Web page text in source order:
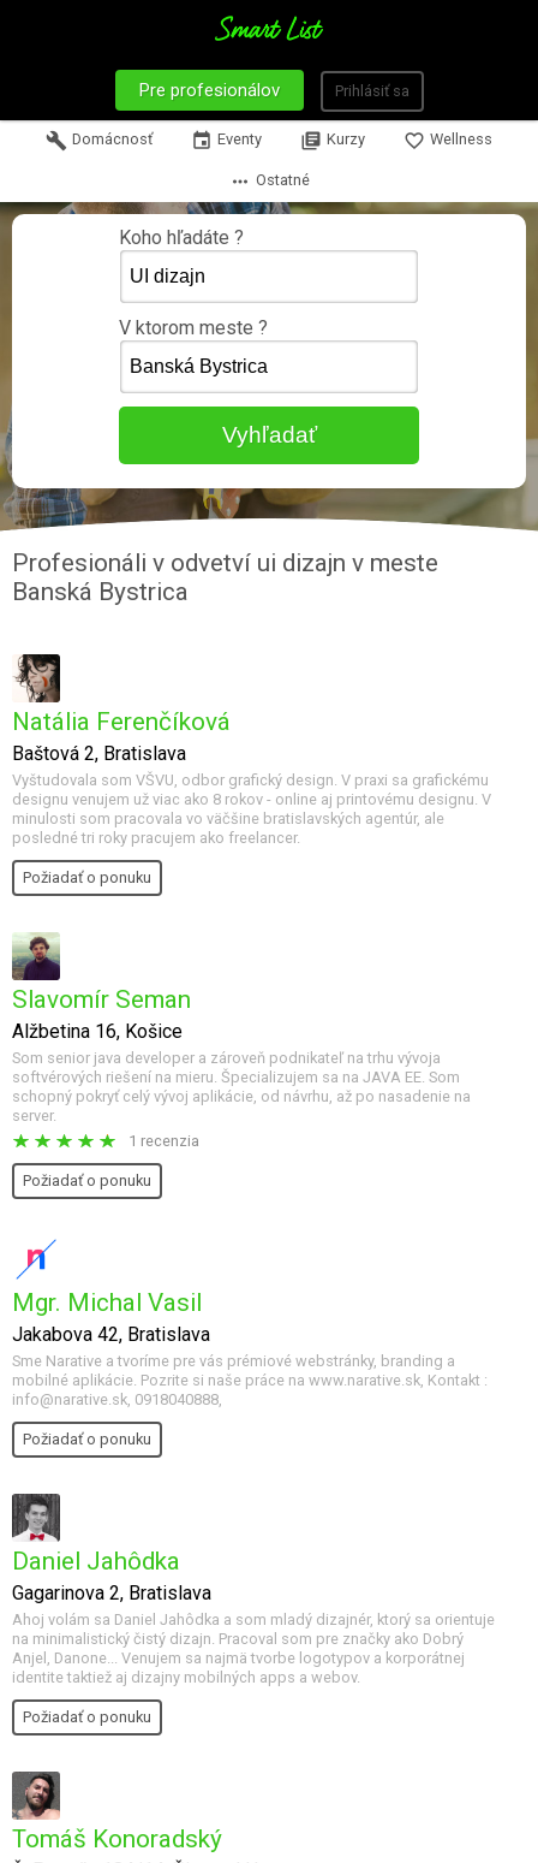
Pre profesionálov Prihlásiť sa
build Domácnosť event Eventy library_books Kurzy favorite_border Wellness
more_horiz Ostatné
Koho hľadáte ?
V ktorom meste ?
Profesionáli v odvetví ui dizajn v meste
Banská Bystrica
Natália Ferenčíková
Baštová 2, Bratislava
Vyštudovala som VŠVU, odbor grafický design. V praxi sa grafickému
designu venujem už viac ako 8 rokov - online aj printovému designu. V
minulosti som pracovala vo väčšine bratislavských agentúr, ale
posledné tri roky pracujem ako freelancer.
Požiadať o ponuku
Slavomír Seman
Alžbetina 16, Košice
Som senior java developer a zároveň podnikateľ na trhu vývoja
softvérových riešení na mieru. Špecializujem sa na JAVA EE. Som
schopný pokryť celý vývoj aplikácie, od návrhu, až po nasadenie na
server.
1 recenzia
Požiadať o ponuku
Mgr. Michal Vasil
Jakabova 42, Bratislava
Sme Narative a tvoríme pre vás prémiové webstránky, branding a
mobilné aplikácie. Pozrite si naše práce na www.narative.sk, Kontakt :
info@narative.sk, 0918040888,
Požiadať o ponuku
Daniel Jahôdka
Gagarinova 2, Bratislava
Ahoj volám sa Daniel Jahôdka a som mladý dizajnér, ktorý sa orientuje
na minimalistický čistý dizajn. Pracoval som pre značky ako Dobrý
Anjel, Danone... Venujem sa najmä tvorbe logotypov a korporátnej
identite taktiež aj dizajny mobilných apps a webov.
Požiadať o ponuku
Tomáš Konoradský